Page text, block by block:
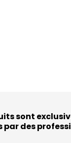
sont
par des